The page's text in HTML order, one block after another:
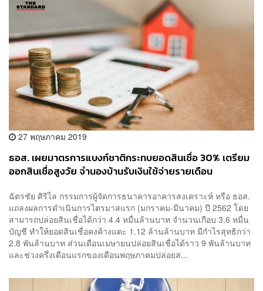
27 พฤษภาคม 2019
ธอส. เผยมาตรการแบงก์ชาติกระทบยอดสินเชื่อ 30% เตรียม
ออกสินเชื่อสูงวัย จำนองบ้านรับเงินใช้จ่ายรายเดือน
ฉัตรชัย ศิริไล กรรมการผู้จัดการธนาคารอาคารสงเคราะห์ หรือ ธอส.
แถลงผลการดำเนินการไตรมาสแรก (มกราคม-มีนาคม) ปี 2562 โดย
สามารถปล่อยสินเชื่อได้กว่า 4.4 หมื่นล้านบาท จำนวนเกือบ 3.6 หมื่น
บัญชี ทำให้ยอดสินเชื่อคงค้างแตะ 1.12 ล้านล้านบาท มีกำไรสุทธิกว่า
2.8 พันล้านบาท ส่วนเดือนเมษายนปล่อยสินเชื่อได้ราว 9 พันล้านบาท
และช่วงครึ่งเดือนแรกของเดือนพฤษภาคมปล่อยส...